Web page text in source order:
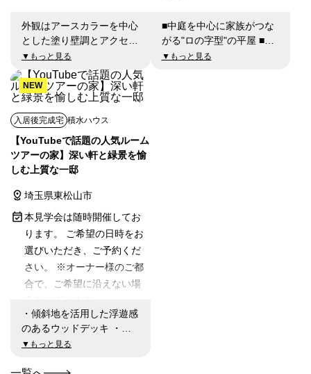
外観はアースカラーを中心
とした塗り壁調とアクセン
トに木目調サイデイングを
配置し、内装は「シャーリ
ー・シリーズ」を新たに導
入し、自然のやさしさと心
地よさがゆっくりとあふれ
だしてくるような、新しい
住まいの提案をコンセプト
とします✨
▼もっと見る
■中庭を中心に家族がつな
がる"ロの字型"の平屋 ■洗
練された内装～テーマは究
▼もっと見る
NEW
入居後完成宅 積水ハウス
【YouTubeで話題の人気ルーム
ツアーの家】深い軒と緑景を愉
しむ上質な一邸
埼玉県東松山市
本見学会は随時開催してお
ります。 ご希望の日時をお
選びいただき、ご予約くだ
さい。 ※オーナー様のご都
合で、ご希望に沿えない場
・傾斜地を活用した浮遊感
のあるウッドデッキ ・深
い軒と自然素材が印象的な
り取ったリビング ・家事
▼もっと見る